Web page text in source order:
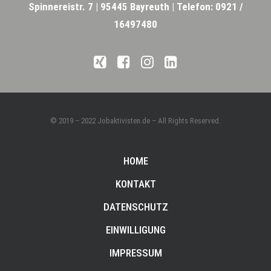
Spinnereistr. 7 | 95445 Bayreuth | Telefon: 0921 /
16497480
© 2019 – 2022 Jobaktivisten.de – All Rights Reserved.
HOME
KONTAKT
DATENSCHUTZ
EINWILLIGUNG
IMPRESSUM